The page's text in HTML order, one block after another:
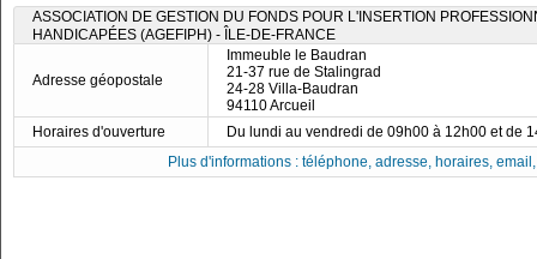
ASSOCIATION DE GESTION DU FONDS POUR L'INSERTION
HANDICAPÉES (AGEFIPH) - ÎLE-DE-FRANCE
Adresse géopostale
Immeuble le Baudran
21-37 rue de Stalingrad
24-28 Villa-Baudran
94110 Arcueil
Horaires d'ouverture
Du lundi au vendredi de 09h00 à 12h00 et de
Plus d'informations : téléphone, adresse, horaires,